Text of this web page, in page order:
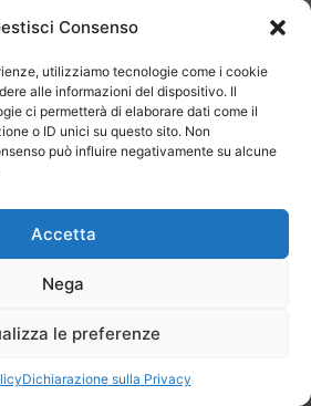
Consenso
utilizziamo tecnologie come i cookie
alle informazioni del dispositivo. Il
ci permetterà di elaborare dati come il
o ID unici su questo sito. Non
può influire negativamente su alcune
Accetta
Nega
le preferenze
Dichiarazione sulla Privacy
al centro termale